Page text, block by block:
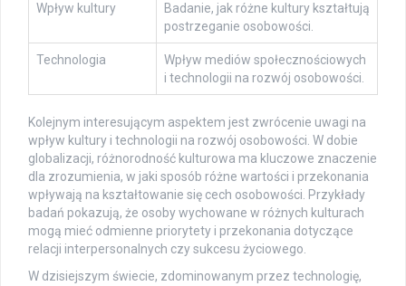
Wpływ kultury
Badanie, jak różne kultury kształtują
postrzeganie osobowości.
Technologia
Wpływ mediów społecznościowych
i technologii na rozwój osobowości.
Kolejnym interesującym aspektem jest zwrócenie uwagi na
wpływ kultury i technologii na rozwój osobowości. W dobie
globalizacji, różnorodność kulturowa ma kluczowe znaczenie
dla zrozumienia, w jaki sposób różne wartości i przekonania
wpływają na kształtowanie się cech osobowości. Przykłady
badań pokazują, że osoby wychowane w różnych kulturach
mogą mieć odmienne priorytety i przekonania dotyczące
relacji interpersonalnych czy sukcesu życiowego.
W dzisiejszym świecie, zdominowanym przez technologię,